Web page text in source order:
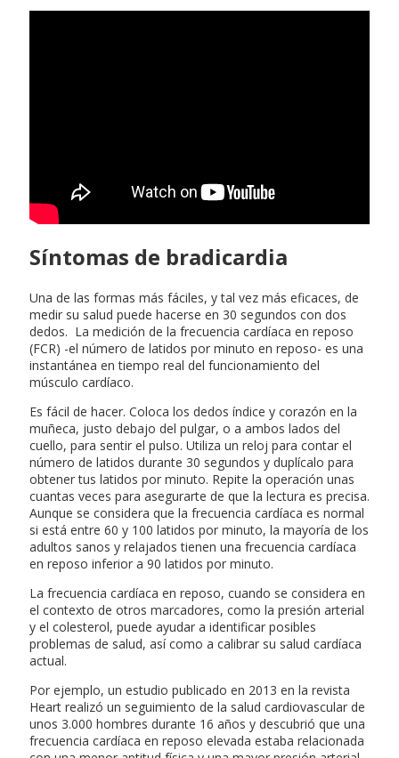
Síntomas de bradicardia
Una de las formas más fáciles, y tal vez más eficaces, de
medir su salud puede hacerse en 30 segundos con dos
dedos. La medición de la frecuencia cardíaca en reposo
(FCR) -el número de latidos por minuto en reposo- es una
instantánea en tiempo real del funcionamiento del
músculo cardíaco.
Es fácil de hacer. Coloca los dedos índice y corazón en la
muñeca, justo debajo del pulgar, o a ambos lados del
cuello, para sentir el pulso. Utiliza un reloj para contar el
número de latidos durante 30 segundos y duplícalo para
obtener tus latidos por minuto. Repite la operación unas
cuantas veces para asegurarte de que la lectura es precisa.
Aunque se considera que la frecuencia cardíaca es normal
si está entre 60 y 100 latidos por minuto, la mayoría de los
adultos sanos y relajados tienen una frecuencia cardíaca
en reposo inferior a 90 latidos por minuto.
La frecuencia cardíaca en reposo, cuando se considera en
el contexto de otros marcadores, como la presión arterial
y el colesterol, puede ayudar a identificar posibles
problemas de salud, así como a calibrar su salud cardíaca
actual.
Por ejemplo, un estudio publicado en 2013 en la revista
Heart realizó un seguimiento de la salud cardiovascular de
unos 3.000 hombres durante 16 años y descubrió que una
frecuencia cardíaca en reposo elevada estaba relacionada